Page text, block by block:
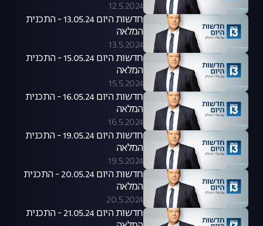
12.5.2024
חדשות היום 13.05.24 - התכנית
המלאה
13.5.2024
חדשות היום 15.05.24 - התכנית
המלאה
15.5.2024
חדשות היום 16.05.24 - התכנית
המלאה
16.5.2024
חדשות היום 19.05.24 - התכנית
המלאה
19.5.2024
חדשות היום 20.05.24 - התכנית
המלאה
20.5.2024
חדשות היום 21.05.24 - התכנית